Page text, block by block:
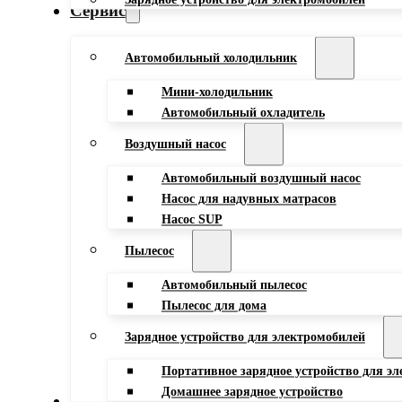
Сервис
Автомобильный холодильник
Мини-холодильник
Автомобильный охладитель
Воздушный насос
Автомобильный воздушный насос
Насос для надувных матрасов
Насос SUP
Пылесос
Автомобильный пылесос
Пылесос для дома
Зарядное устройство для электромобилей
Портативное зарядное устройство для
Домашнее зарядное устройство